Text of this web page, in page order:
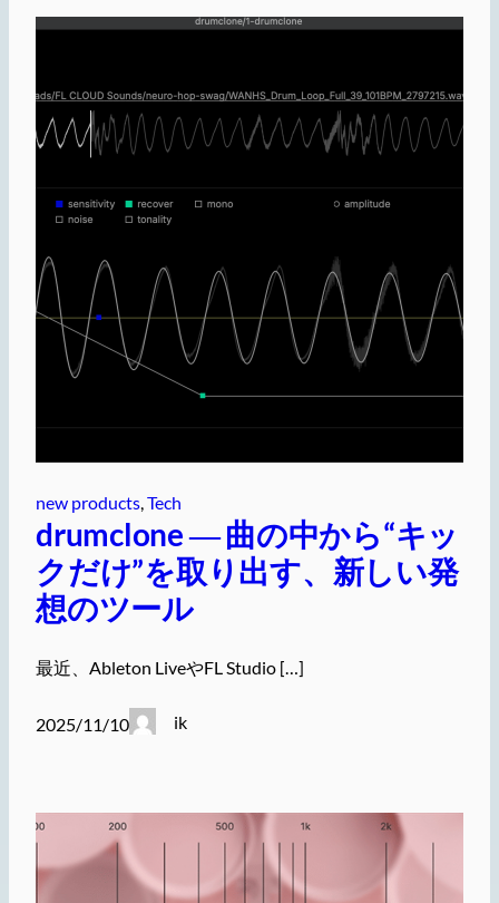
new products Tech
drumclone ― 曲の中から“キッ
クだけ”を取り出す、新しい発
想のツール
最近、Ableton LiveやFL Studio […]
2025/11/10 ik